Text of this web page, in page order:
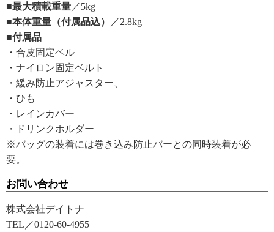
■最大積載重量 ／5kg
■本体重量（付属品込）
／2.8kg
■付属品
・合皮固定ベル
・ナイロン固定ベルト
・緩み防止アジャスター、
・ひも
・レインカバー
・ドリンクホルダー
※バッグの装着には巻き込み防止バーとの同時装着が必
要。
お問い合わせ
株式会社デイトナ
TEL／0120-60-4955